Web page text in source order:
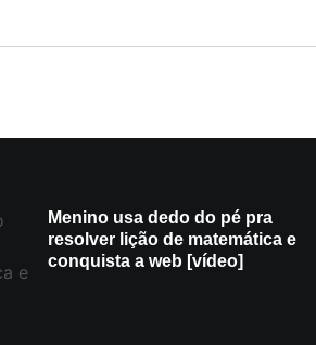
Menino usa dedo do pé pra
resolver lição de matemática e
conquista a web [vídeo]